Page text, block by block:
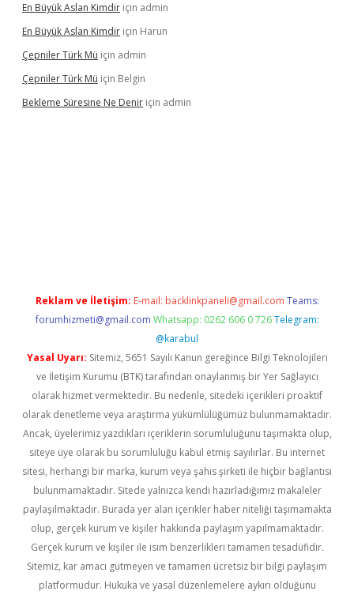
En Büyük Aslan Kimdir için admin
En Büyük Aslan Kimdir için Harun
Çepniler Türk Mü için admin
Çepniler Türk Mü için Belgin
Bekleme Süresine Ne Denir için admin
Reklam ve İletişim: E-mail: backlinkpaneli@gmail.com Teams:
forumhizmeti@gmail.com Whatsapp: 0262 606 0 726 Telegram:
@karabul
Yasal Uyarı: Sitemiz, 5651 Sayılı Kanun gereğince Bilgi Teknolojileri
ve İletişim Kurumu (BTK) tarafından onaylanmış bir Yer Sağlayıcı
olarak hizmet vermektedir. Bu nedenle, sitedeki içerikleri proaktif
olarak denetleme veya araştırma yükümlülüğümüz bulunmamaktadır.
Ancak, üyelerimiz yazdıkları içeriklerin sorumluluğunu taşımakta olup,
siteye üye olarak bu sorumluluğu kabul etmiş sayılırlar. Bu internet
sitesi, herhangi bir marka, kurum veya şahıs şirketi ile hiçbir bağlantısı
bulunmamaktadır. Sitede yalnızca kendi hazırladığımız makaleler
paylaşılmaktadır. Burada yer alan içerikler haber niteliği taşımamakta
olup, gerçek kurum ve kişiler hakkında paylaşım yapılmamaktadır.
Gerçek kurum ve kişiler ile isim benzerlikleri tamamen tesadüfidir.
Sitemiz, kar amacı gütmeyen ve tamamen ücretsiz bir bilgi paylaşım
platformudur. Hukuka ve yasal düzenlemelere aykırı olduğunu